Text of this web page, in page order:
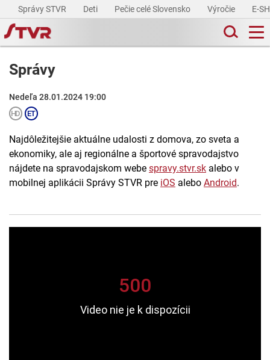
Správy STVR Deti Pečie celé Slovensko Výročie E-
Správy
Nedeľa 28.01.2024 19:00
Najdôležitejšie aktuálne udalosti z domova, zo sveta a
ekonomiky, ale aj regionálne a športové spravodajstvo
nájdete na spravodajskom webe spravy.stvr.sk alebo v
mobilnej aplikácii Správy STVR pre iOS alebo Android.